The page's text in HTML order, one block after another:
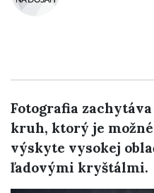
Fotografia
kruh, ktorý je
výskyte vysokej
ľadovými kryštálmi.